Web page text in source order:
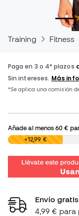
Training Fitness
Añade al menos60 €
0,00 €+12,99 €
Envío
4,99 € para